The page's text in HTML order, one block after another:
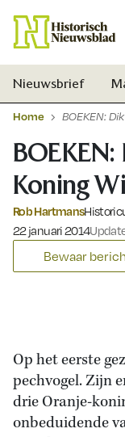
Nieuwsbrief
Home BOEKEN:
Koning
Rob Hartmans
Gepubliceerd op:
22 januari 2014
Bewaar
Op het eerste
pechvogel. Zijn
drie Oranje-
onbeduidende